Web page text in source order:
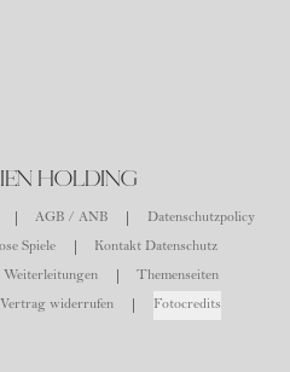
HOLDING
AGB / ANB
Datenschutzpolicy
Spiele
Kontakt Datenschutz
Weiterleitungen
Themenseiten
Vertrag widerrufen Fotocredits